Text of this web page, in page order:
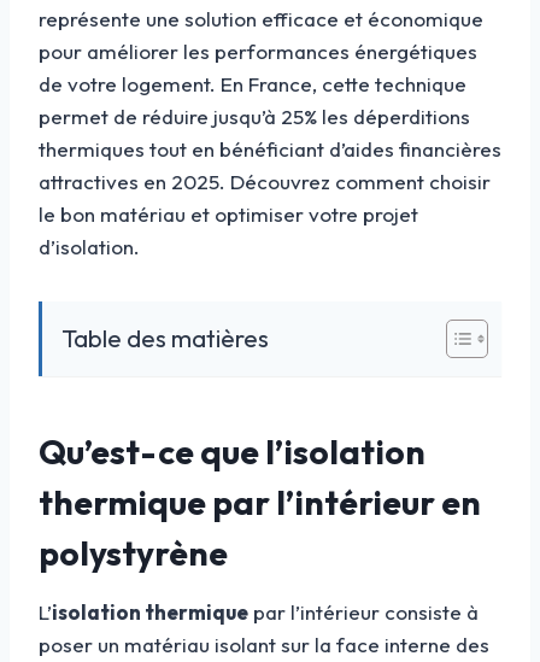
représente une solution efficace et économique
pour améliorer les performances énergétiques
de votre logement. En France, cette technique
permet de réduire jusqu’à 25% les déperditions
thermiques tout en bénéficiant d’aides financières
attractives en 2025. Découvrez comment choisir
le bon matériau et optimiser votre projet
d’isolation.
Table des matières
Qu’est-ce que l’isolation
thermique par l’intérieur en
polystyrène
L’isolation thermique par l’intérieur consiste à
poser un matériau isolant sur la face interne des